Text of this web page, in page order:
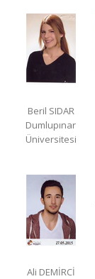
Beril SIDAR
Dumlupınar
Üniversitesi
Ali DEMİRCİ